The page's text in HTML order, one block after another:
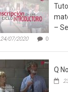
–
24/07/2020 0
Q